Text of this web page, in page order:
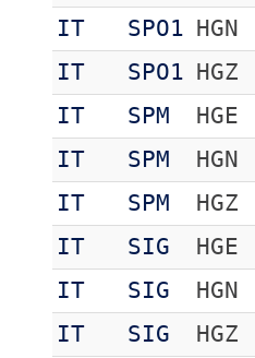
IT
SPO1 HGN
IT
SPO1 HGZ
IT
SPM HGE
IT
SPM HGN
IT
SPM HGZ
IT
SIG HGE
IT
SIG HGN
IT
SIG HGZ